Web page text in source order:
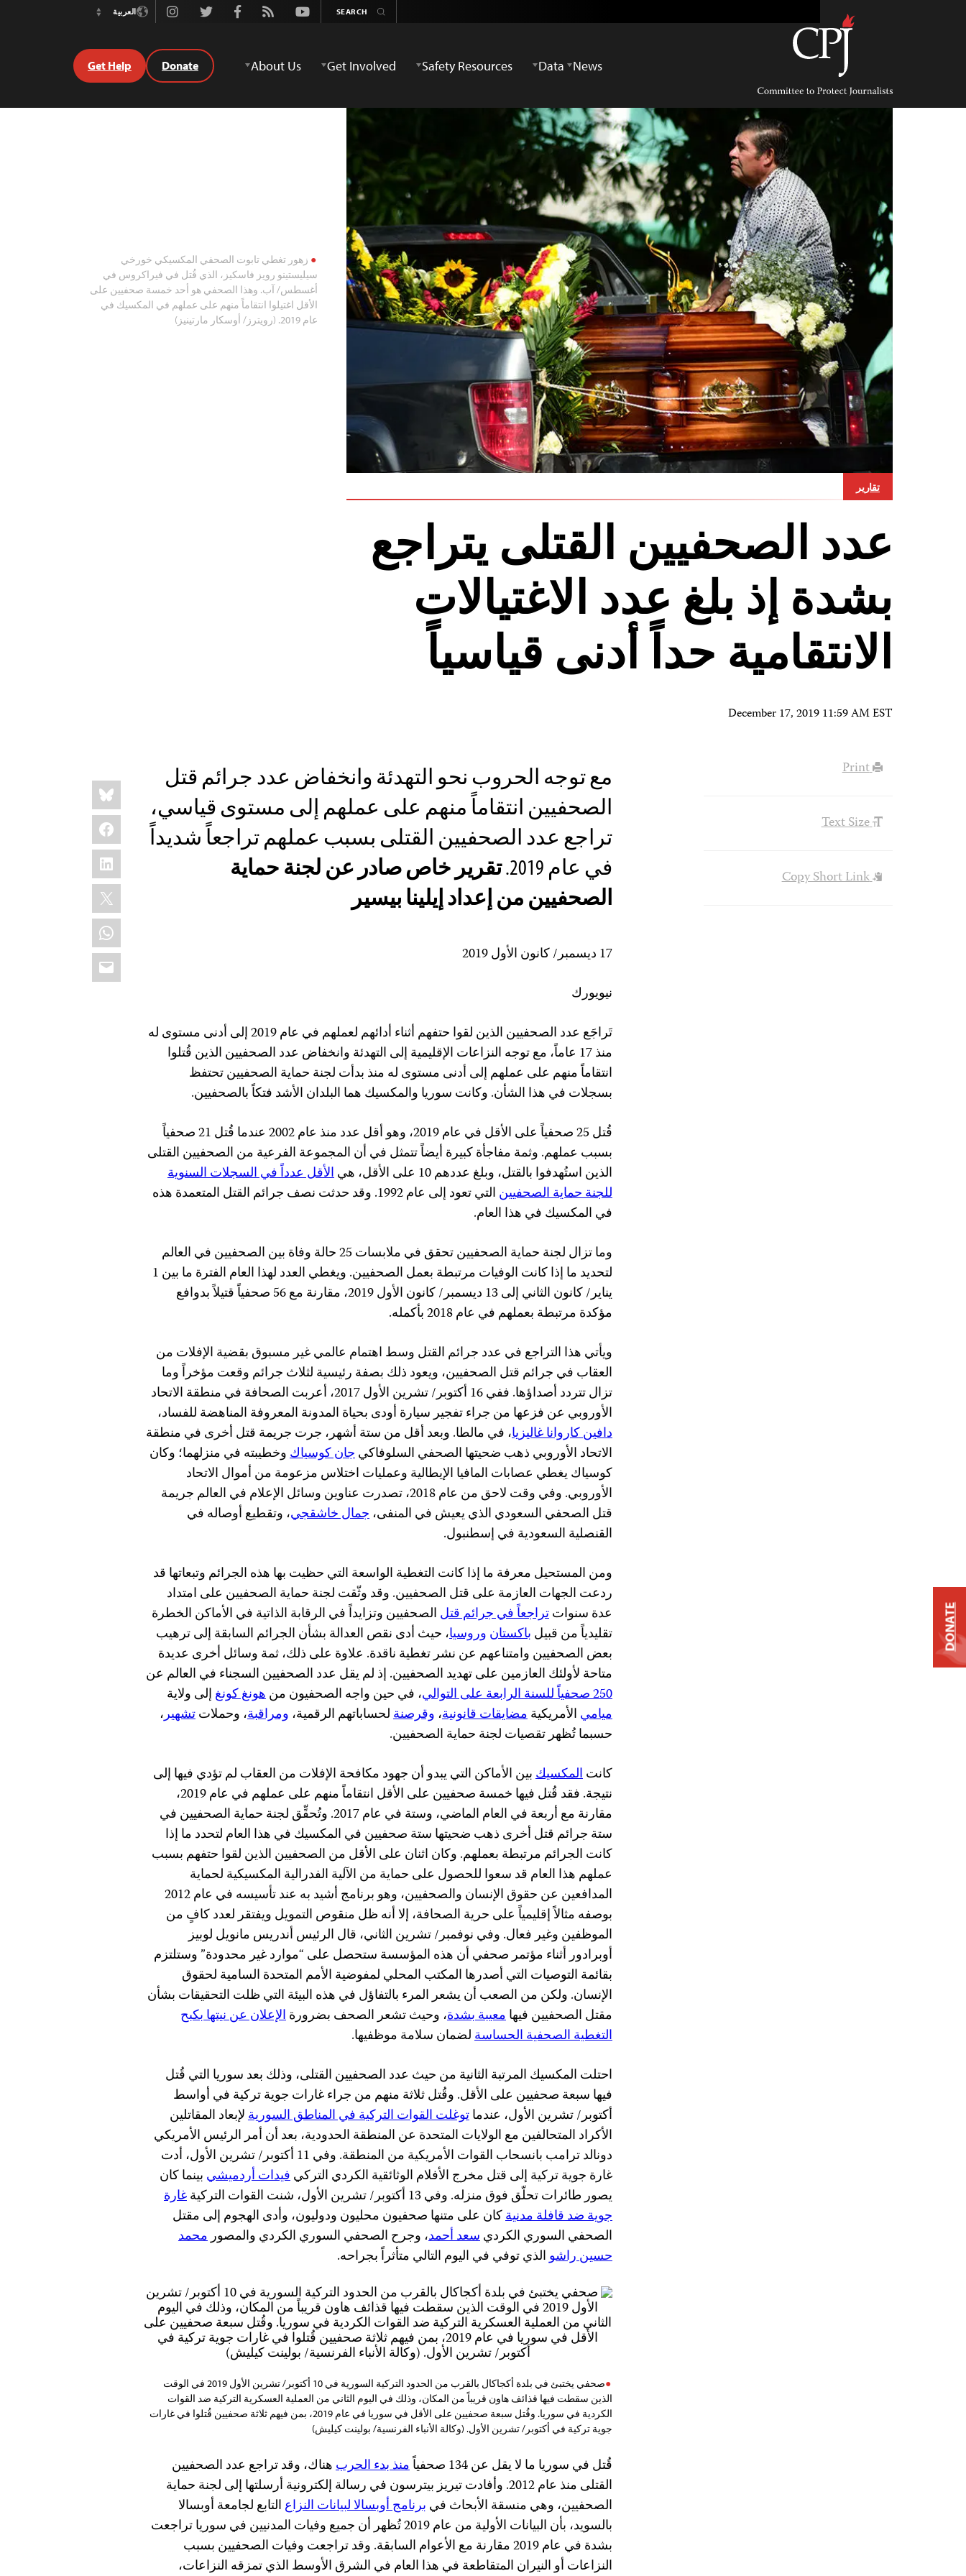
Committee
Protect
Journalists
Youtube
Rss
Facebook
Twitter
Instagramالعربية
Switch
News
Data
Safety Resources
Get Involved
About Us
Donate
Get Help
زهور تغطي تابوت الصحفي المكسيكي خورخي
سيليستينو رويز فاسكيز، الذي قُتل في فيراكروس في
أغسطس/ آب. وهذا الصحفي هو أحد خمسة صحفيين على
الأقل اغتيلوا انتقاماً منهم على عملهم في المكسيك في
عام 2019. (رويترز/ أوسكار مارتينيز)
تقارير
عدد الصحفيين القتلى يتراجع
بشدة إذ بلغ عدد الاغتيالات
الانتقامية حداً أدنى قياسياً
December 17, 2019 11:59 AM EST
Share
this:
Bluesky
Facebook
LinkedIn
X
WhatsApp
Email
مع توجه الحروب نحو التهدئة وانخفاض عدد جرائم قتل
الصحفيين انتقاماً منهم على عملهم إلى مستوى قياسي،
تراجع عدد الصحفيين القتلى بسبب عملهم تراجعاً شديداً
في عام 2019.
تقرير خاص صادر عن لجنة حماية
الصحفيين من إعداد إيلينا بيسير
17 ديسمبر/ كانون الأول 2019
نيويورك
تَراجَع عدد الصحفيين الذين لقوا حتفهم أثناء أدائهم لعملهم في عام 2019 إلى أدنى مستوى له
منذ 17 عاماً، مع توجه النزاعات الإقليمية إلى التهدئة وانخفاض عدد الصحفيين الذين قُتلوا
انتقاماً منهم على عملهم إلى أدنى مستوى له منذ بدأت لجنة حماية الصحفيين تحتفظ
بسجلات في هذا الشأن. وكانت سوريا والمكسيك هما البلدان الأشد فتكاً بالصحفيين.
قُتل 25 صحفياً على الأقل في عام 2019، وهو أقل عدد منذ عام 2002 عندما قُتل 21 صحفياً
بسبب عملهم. وثمة مفاجأة كبيرة أيضاً تتمثل في أن المجموعة الفرعية من الصحفيين القتلى
الذين استُهدفوا بالقتل، وبلغ عددهم 10 على الأقل، هي
الأقل عدداً في السجلات السنوية
للجنة حماية الصحفيين
التي تعود إلى عام 1992. وقد حدثت نصف جرائم القتل المتعمدة هذه
في المكسيك في هذا العام.
وما تزال لجنة حماية الصحفيين تحقق في ملابسات 25 حالة وفاة بين الصحفيين في العالم
لتحديد ما إذا كانت الوفيات مرتبطة بعمل الصحفيين. ويغطي العدد لهذا العام الفترة ما بين 1
يناير/ كانون الثاني إلى 13 ديسمبر/ كانون الأول 2019، مقارنة مع 56 صحفياً قتيلاً بدوافع
مؤكدة مرتبطة بعملهم في عام 2018 بأكمله.
ويأتي هذا التراجع في عدد جرائم القتل وسط اهتمام عالمي غير مسبوق بقضية الإفلات من
العقاب في جرائم قتل الصحفيين، ويعود ذلك بصفة رئيسية لثلاث جرائم وقعت مؤخراً وما
تزال تتردد أصداؤها. ففي 16 أكتوبر/ تشرين الأول 2017، أعربت الصحافة في منطقة الاتحاد
الأوروبي عن فزعها من جراء تفجير سيارة أودى بحياة المدونة المعروفة المناهضة للفساد،
دافين كاروانا غاليزيا، في مالطا. وبعد أقل من ستة أشهر، جرت جريمة قتل أخرى في منطقة
الاتحاد الأوروبي ذهب ضحيتها الصحفي السلوفاكيجان كوسياكوخطيبته في منزلهما؛ وكان
كوسياك يغطي عصابات المافيا الإيطالية وعمليات اختلاس مزعومة من أموال الاتحاد
الأوروبي. وفي وقت لاحق من عام 2018، تصدرت عناوين وسائل الإعلام في العالم جريمة
قتل الصحفي السعودي الذي يعيش في المنفى،جمال خاشقجي، وتقطيع أوصاله في
القنصلية السعودية في إسطنبول.
ومن المستحيل معرفة ما إذا كانت التغطية الواسعة التي حظيت بها هذه الجرائم وتبعاتها قد
ردعت الجهات العازمة على قتل الصحفيين. وقد وثّقت لجنة حماية الصحفيين على امتداد
عدة سنواتتراجعاً في جرائم قتل الصحفيين وتزايداً في الرقابة الذاتية في الأماكن الخطرة
تقليدياً من قبيل باكستان وروسيا، حيث أدى نقص العدالة بشأن الجرائم السابقة إلى ترهيب
بعض الصحفيين وامتناعهم عن نشر تغطية ناقدة. علاوة على ذلك، ثمة وسائل أخرى عديدة
متاحة لأولئك العازمين على تهديد الصحفيين. إذ لم يقل عدد الصحفيين السجناء في العالم عن
250 صحفياً للسنة الرابعة على التوالي
، في حين واجه الصحفيون منهونغ كونغ إلى ولاية
ميامي الأمريكيةمضايقات قانونية، وقرصنةلحساباتهم الرقمية، ومراقبة، وحملاتتشهير،
حسبما تُظهر تقصيات لجنة حماية الصحفيين.
كانتالمكسيكبين الأماكن التي يبدو أن جهود مكافحة الإفلات من العقاب لم تؤدي فيها إلى
نتيجة. فقد قُتل فيها خمسة صحفيين على الأقل انتقاماً منهم على عملهم في عام 2019،
مقارنة مع أربعة في العام الماضي، وستة في عام 2017. وتُحقِّق لجنة حماية الصحفيين في
ستة جرائم قتل أخرى ذهب ضحيتها ستة صحفيين في المكسيك في هذا العام لتحدد ما إذا
كانت الجرائم مرتبطة بعملهم. وكان اثنان على الأقل من الصحفيين الذين لقوا حتفهم بسبب
عملهم هذا العام قد سعوا للحصول على حماية من الآلية الفدرالية المكسيكية لحماية
المدافعين عن حقوق الإنسان والصحفيين، وهو برنامج أشيد به عند تأسيسه في عام 2012
بوصفه مثالاً إقليمياً على حرية الصحافة، إلا أنه ظل منقوص التمويل ويفتقر لعدد كافٍ من
الموظفين وغير فعال. وفي نوفمبر/ تشرين الثاني، قال الرئيس أندريس مانويل لوبيز
أوبرادور أثناء مؤتمر صحفي أن هذه المؤسسة ستحصل على “موارد غير محدودة” وستلتزم
بقائمة التوصيات التي أصدرها المكتب المحلي لمفوضية الأمم المتحدة السامية لحقوق
الإنسان. ولكن من الصعب أن يشعر المرء بالتفاؤل في هذه البيئة التي ظلت التحقيقات بشأن
مقتل الصحفيين فيهامعيبة بشدة، وحيث تشعر الصحف بضرورةالإعلان عن نيتها بكبح
التغطية الصحفية الحساسةلضمان سلامة موظفيها.
احتلت المكسيك المرتبة الثانية من حيث عدد الصحفيين القتلى، وذلك بعد سوريا التي قُتل
فيها سبعة صحفيين على الأقل. وقُتل ثلاثة منهم من جراء غارات جوية تركية في أواسط
أكتوبر/ تشرين الأول، عندماتوغلت القوات التركية في المناطق السوريةلإبعاد المقاتلين
الأكراد المتحالفين مع الولايات المتحدة عن المنطقة الحدودية، بعد أن أمر الرئيس الأمريكي
دونالد ترامب بانسحاب القوات الأمريكية من المنطقة. وفي 11 أكتوبر/ تشرين الأول، أدت
غارة جوية تركية إلى قتل مخرج الأفلام الوثائقية الكردي التركيفيدات أردميشي بينما كان
يصور طائرات تحلّق فوق منزله. وفي 13 أكتوبر/ تشرين الأول، شنت القوات التركية
غارة
جوية ضد قافلة مدنيةكان على متنها صحفيون محليون ودوليون، وأدى الهجوم إلى مقتل
الصحفي السوري الكرديسعد أحمد، وجرح الصحفي السوري الكردي والمصورمحمد
حسين راشوالذي توفي في اليوم التالي متأثراً بجراحه.
صحفي يختبئ في بلدة أكجاكال بالقرب من الحدود التركية السورية في 10 أكتوبر/ تشرين الأول 2019 في الوقت
الذين سقطت فيها قذائف هاون قريباً من المكان، وذلك في اليوم الثاني من العملية العسكرية التركية ضد القوات
الكردية في سوريا. وقُتل سبعة صحفيين على الأقل في سوريا في عام 2019، بمن فيهم ثلاثة صحفيين قُتلوا في غارات
جوية تركية في أكتوبر/ تشرين الأول. (وكالة الأنباء الفرنسية/ بولينت كيليش)
قُتل في سوريا ما لا يقل عن 134 صحفياً منذ بدء الحربهناك، وقد تراجع عدد الصحفيين
القتلى منذ عام 2012. وأفادت تيريز بيترسون في رسالة إلكترونية أرسلتها إلى لجنة حماية
الصحفيين، وهي منسقة الأبحاث في برنامج أوبسالا لبيانات النزاع التابع لجامعة أوبسالا
بالسويد، بأن البيانات الأولية من عام 2019 تُظهر أن جميع وفيات المدنيين في سوريا تراجعت
بشدة في عام 2019 مقارنة مع الأعوام السابقة. وقد تراجعت وفيات الصحفيين بسبب
النزاعات أو النيران المتقاطعة في هذا العام في الشرق الأوسط الذي تمزقه النزاعات،
Print
Text Size
Copy Short Link
DONATE